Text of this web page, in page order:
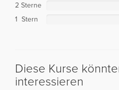
2 Sterne
1 Stern
Diese Kurse
interessieren